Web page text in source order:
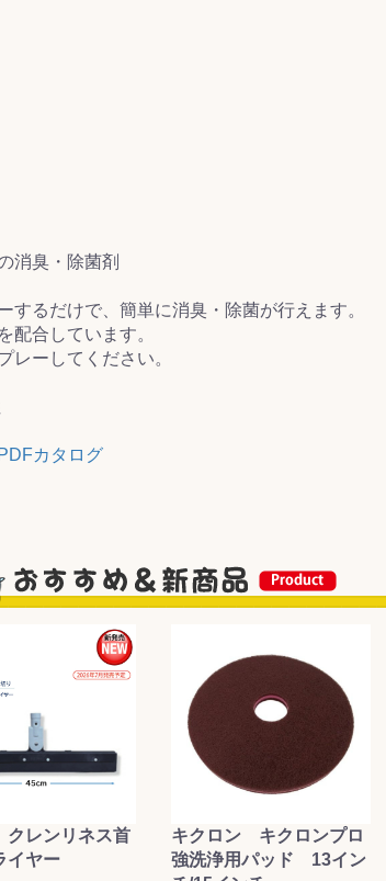
消臭・除菌剤
するだけで、簡単に消臭・除菌が行えます。
配合しています。
レーしてください。
カタログ
レンリネス首
イヤー
キクロン キクロンプロ
強洗浄用パッド 13イン